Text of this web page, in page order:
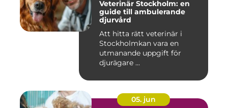
Veterinär Stockholm: en
guide till ambulerande
djurvård
Att hitta rätt veterinär i
Stockholmkan vara en
utmanande uppgift för
djurägare ...
05. jun